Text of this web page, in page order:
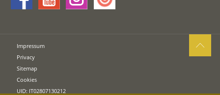
Impressum
Privacy
Sitemap
Cookies
UID: IT02807130212